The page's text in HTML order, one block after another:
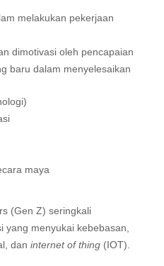
melakukan pekerjaan
dimotivasi oleh pencapaian
baru dalam menyelesaikan
maya
(Gen Z) seringkali
yang menyukai kebebasan,
dan internet of thing (IOT).